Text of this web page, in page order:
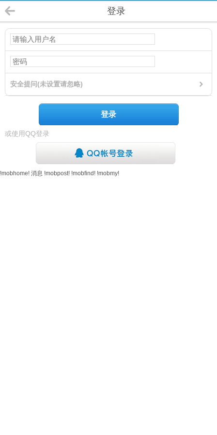
登录
安全提问(未设置请忽略)
登录
或使用QQ登录
!mobhome! 消息 !mobpost! !mobfind! !mobmy!